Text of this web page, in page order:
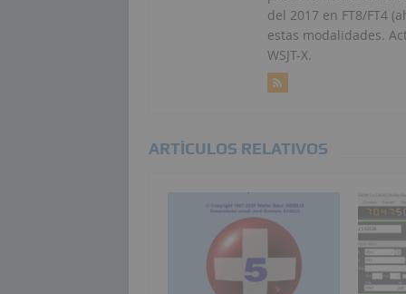
del 2017 en FT8/FT4
estas modalidades.
WSJT-X.
ARTÍCULOS RELATIVOS